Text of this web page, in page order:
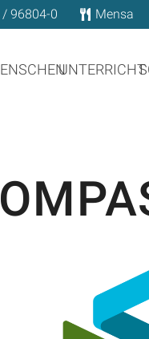
96804-0 Mensa
UNTERRICHT